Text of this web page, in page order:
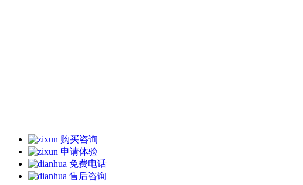
购买咨询
申请体验
免费电话
售后咨询